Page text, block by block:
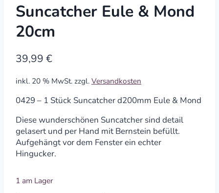
Suncatcher Eule & Mond
20cm
39,99 €
inkl. 20 % MwSt. zzgl. Versandkosten
0429 – 1 Stück Suncatcher d200mm Eule & Mond
Diese wunderschönen Suncatcher sind detail
gelasert und per Hand mit Bernstein befüllt.
Aufgehängt vor dem Fenster ein echter
Hingucker.
1 am Lager